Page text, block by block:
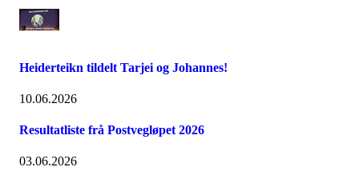
Heiderteikn tildelt Tarjei og Johannes!
10.06.2026
Resultatliste frå Postvegløpet 2026
03.06.2026